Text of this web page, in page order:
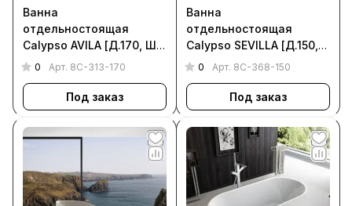
Ванна
отдельностоящая
Calypso AVILA [Д.170, Ш.
80, Г. 47, 8C-313-170]
0 Арт. 8C-313-170
Под заказ
Ванна
отдельностоящая
Calypso SEVILLA [Д.150,
Ш. 80, Г. 47, 8C-368-150]
0 Арт. 8C-368-150
Под заказ